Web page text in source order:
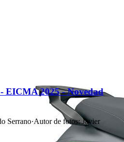
EICMA 2025 - Novedad
Serrano·Autor de fotos: Javier